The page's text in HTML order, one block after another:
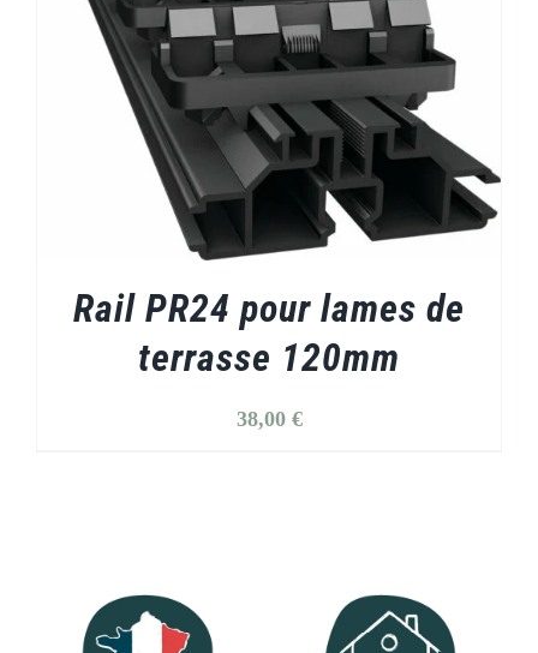
Rail PR24 pour lames de
terrasse 120mm
38,00 €